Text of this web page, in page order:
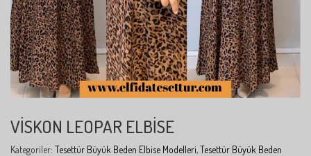
VISKON LEOPAR ELBISE
Kategoriler: Tesettür Büyük Beden Elbise Modelleri,Tesettür Büyük Beden